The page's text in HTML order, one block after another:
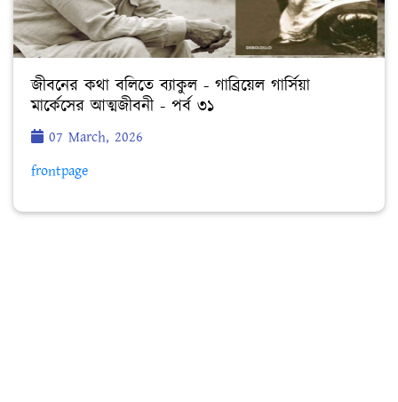
জীবনের কথা বলিতে ব্যাকুল - গাব্রিয়েল গার্সিয়া
মার্কেসের আত্মজীবনী - পর্ব ৩১
07 March, 2026
frontpage